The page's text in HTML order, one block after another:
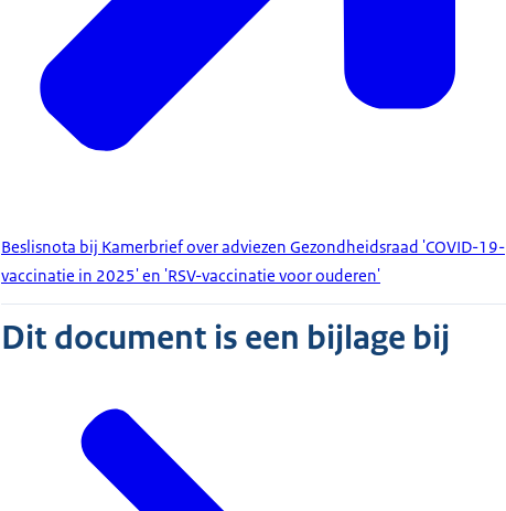
Beslisnota bij Kamerbrief over adviezen Gezondheidsraad 'COVID-19-
vaccinatie in 2025' en 'RSV-vaccinatie voor ouderen'
Dit document is een bijlage bij